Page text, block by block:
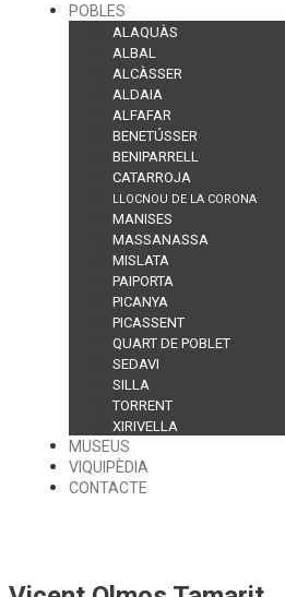
POBLES
ALAQUÀS
ALBAL
ALCÀSSER
ALDAIA
ALFAFAR
BENETÚSSER
BENIPARRELL
CATARROJA
LLOCNOU DE LA CORONA
MANISES
MASSANASSA
MISLATA
PAIPORTA
PICANYA
PICASSENT
QUART DE POBLET
SEDAVI
SILLA
TORRENT
XIRIVELLA
MUSEUS
VIQUIPÈDIA
CONTACTE